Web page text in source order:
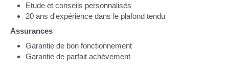
Etude et conseils personnalisés
20 ans d'expérience dans le plafond tendu
Assurances
Garantie de bon fonctionnement
Garantie de parfait achèvement